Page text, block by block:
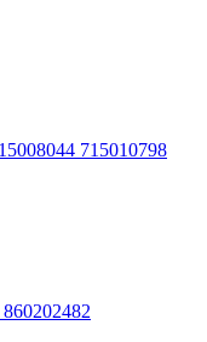
715010798